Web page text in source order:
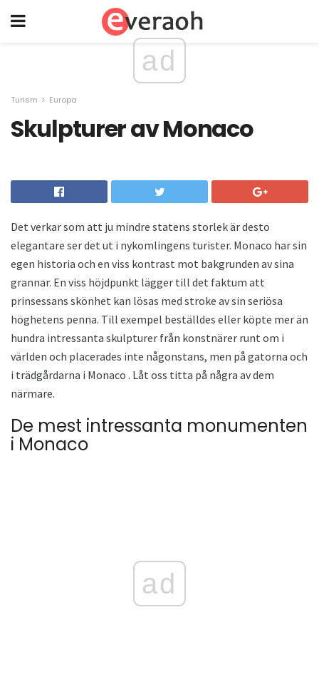
ad
Turism Europa
Skulpturer av Monaco
Det verkar som att ju mindre statens storlek är desto
elegantare ser det ut i nykomlingens turister. Monaco har sin
egen historia och en viss kontrast mot bakgrunden av sina
grannar. En viss höjdpunkt lägger till det faktum att
prinsessans skönhet kan lösas med stroke av sin seriösa
höghetens penna. Till exempel beställdes eller köpte mer än
hundra intressanta skulpturer från konstnärer runt om i
världen och placerades inte någonstans, men på gatorna och
i trädgårdarna i Monaco . Låt oss titta på några av dem
närmare.
De mest intressanta monumenten
i Monaco
ad